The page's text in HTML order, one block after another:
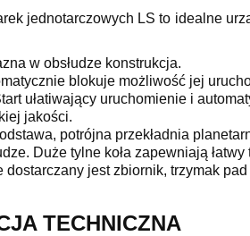
jednotarczowych LS to idealne
w obsłudze konstrukcja.
blokuje możliwość jej
ułatiwający uruchomienie i
jakości.
potrójna przekładnia
Duże tylne koła zapewniają łatwy
dostarczany jest zbiornik, trzymak
TECHNICZNA